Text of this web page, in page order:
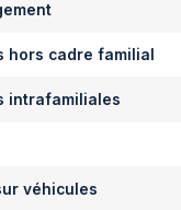
hors cadre familial
intrafamiliales
véhicules